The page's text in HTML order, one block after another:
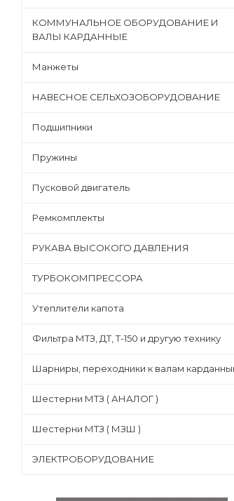
КОММУНАЛЬНОЕ ОБОРУДОВАНИЕ И
ВАЛЫ КАРДАННЫЕ
Манжеты
НАВЕСНОЕ СЕЛЬХОЗОБОРУДОВАНИЕ
Подшипники
Пружины
Пусковой двигатель
Ремкомплекты
РУКАВА ВЫСОКОГО ДАВЛЕНИЯ
ТУРБОКОМПРЕССОРА
Утеплители капота
Фильтра МТЗ, ДТ, Т-150 и другую технику
Шарниры, переходники к валам
Шестерни МТЗ ( АНАЛОГ )
Шестерни МТЗ ( МЗШ )
ЭЛЕКТРОБОРУДОВАНИЕ